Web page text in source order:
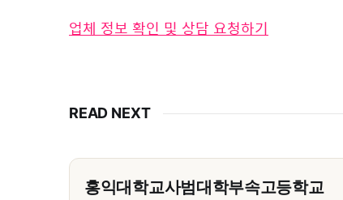
업체 정보 확인 및 상담 요청하기
READ NEXT
홍익대학교사범대학부속고등학교